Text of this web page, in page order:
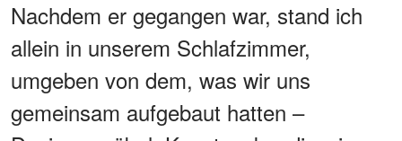
Nachdem er gegangen war, stand ich
allein in unserem Schlafzimmer,
umgeben von dem, was wir uns
gemeinsam aufgebaut hatten –